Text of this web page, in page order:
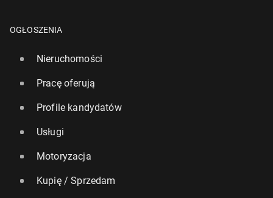
OGŁOSZENIA
Nieruchomości
Pracę oferują
Profile kandydatów
Usługi
Motoryzacja
Kupię / Sprzedam